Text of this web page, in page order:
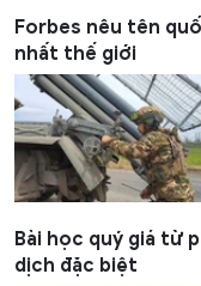
Forbes nêu tên
nhất thế giới
Bài học quý giá từ
dịch đặc biệt